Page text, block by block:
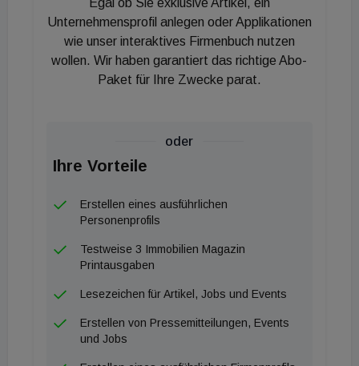
Völkers. Die vorherrschende Corona-Krise habe
ebenfalls dazu beigetragen und spiele sich im
Dialog mit Kaufinteressenten wider: Neben dem
Wunsch nach einem Wohnsitz in der Natur, würden
Immobilien, die als sicherer Rückzugsort dienen
könnten, daher ein Preisanstieg zu verzeichnen.
"Für die kommenden Jahre erwarten wir weiterhin
steigende Preise am Markt der Luxusimmobilien".
Faktoren wie exponierte, naturnahe Lagen sowie
einzigartige Alleinlagen stoßen in der Käuferschaft
abschließend.
Egal ob Sie exklusive Artikel, ein
Unternehmensprofil anlegen oder Applikationen
wie unser interaktives Firmenbuch nutzen
wollen. Wir haben garantiert das richtige Abo-
Paket für Ihre Zwecke parat.
oder
Ihre Vorteile
Erstellen eines ausführlichen
Personenprofils
Testweise 3 Immobilien Magazin
Printausgaben
Lesezeichen für Artikel, Jobs und Events
Erstellen von Pressemitteilungen, Events
und Jobs